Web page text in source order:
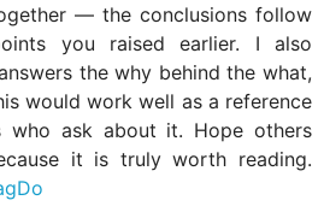
— the conclusions follow
you raised earlier. I also
the why behind the what,
would work well as a reference
who ask about it. Hope others
it is truly worth reading.